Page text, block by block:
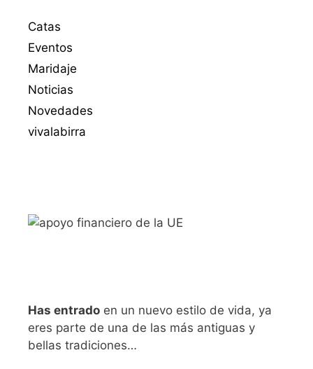
Catas
Eventos
Maridaje
Noticias
Novedades
vivalabirra
Has entrado en un nuevo estilo de vida, ya
eres parte de una de las más antiguas y
bellas tradiciones…